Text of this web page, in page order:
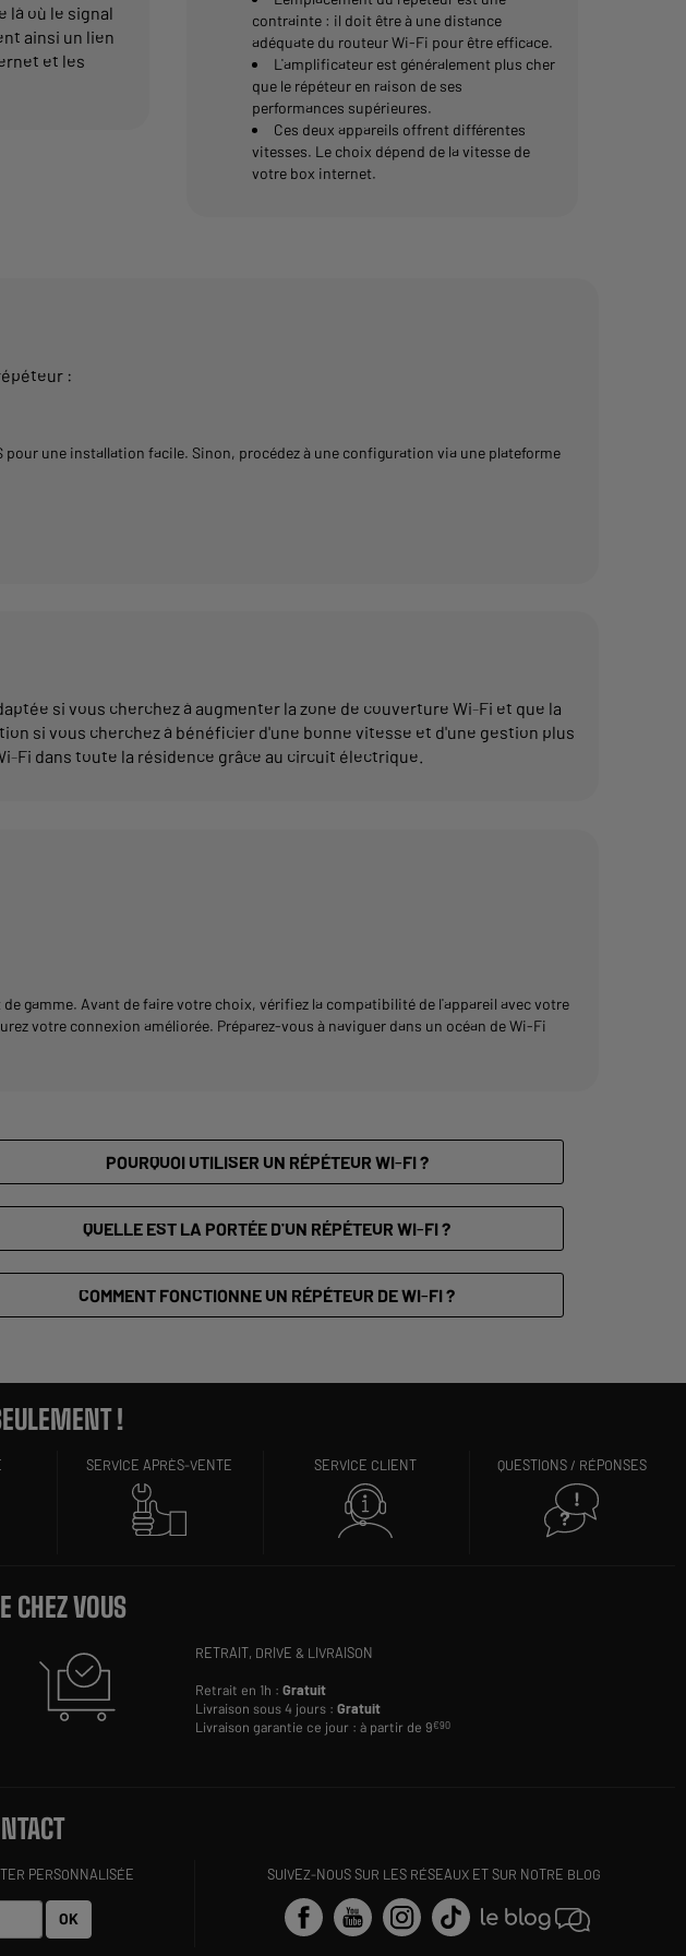
là où le signal
ainsi un lien
et les
contrainte : il doit être à une distance
adéquate du routeur Wi-Fi pour être efficace.
L'amplificateur est généralement plus cher
que le répéteur en raison de ses
performances supérieures.
Ces deux appareils offrent différentes
vitesses. Le choix dépend de la vitesse de
votre box internet.
:
une installation facile. Sinon, procédez à une configuration via une plateforme
si vous cherchez à augmenter la zone de couverture Wi-Fi et que la
si vous cherchez à bénéficier d'une bonne vitesse et d'une gestion plus
Fi dans toute la résidence grâce au circuit électrique.
gamme. Avant de faire votre choix, vérifiez la compatibilité de l'appareil avec votre
votre connexion améliorée. Préparez-vous à naviguer dans un océan de Wi-Fi
POURQUOI UTILISER UN RÉPÉTEUR WI-FI ?
QUELLE EST LA PORTÉE D'UN RÉPÉTEUR WI-FI ?
COMMENT FONCTIONNE UN RÉPÉTEUR DE WI-FI ?
!
SERVICE APRÈS-VENTE SERVICE CLIENT QUESTIONS / RÉPONSES
CHEZ VOUS
RETRAIT, DRIVE & LIVRAISON
Retrait en 1h :Gratuit
Livraison sous 4 jours :Gratuit
Livraison garantie ce jour : à partir de 9€90
PERSONNALISÉE
OK
SUIVEZ-NOUS SUR LES RÉSEAUX ET SUR NOTRE BLOG